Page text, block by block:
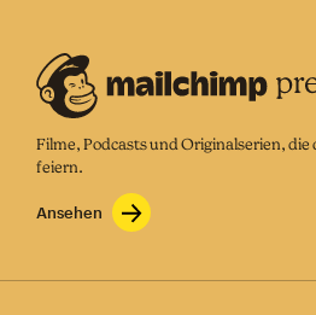
Filme, Podcasts und Originalserien,
feiern.
Ansehen